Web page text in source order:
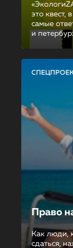
это квест,
самые
и
Право
Как люди,
сдаться,